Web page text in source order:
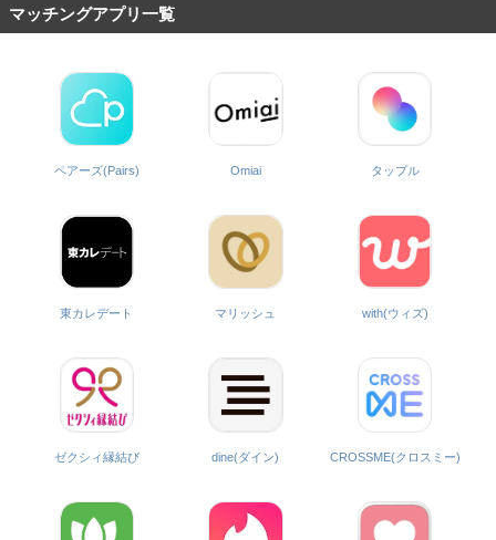
マッチングアプリ一覧
ペアーズ(Pairs) Omiai タップル
東カレデート マリッシュ with(ウィズ)
ゼクシィ縁結び dine(ダイン) CROSSME(クロスミー)